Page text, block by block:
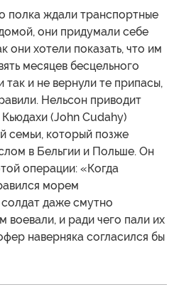
полка ждали транспортные
они придумали себе
они хотели показать, что им
месяцев бесцельного
и не вернули те припасы,
Нельсон приводит
(John Cudahy)
семьи, который позже
в Бельгии и Польше. Он
операции: «Когда
морем
солдат даже смутно
воевали, и ради чего пали их
наверняка согласился бы